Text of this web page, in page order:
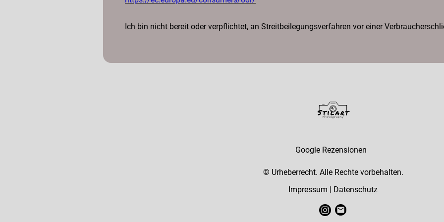
Ich bin nicht bereit oder verpflichtet, an Streitbeilegungsverfahren vor einer
Google Rezensionen
© Urheberrecht. Alle Rechte vorbehalten.
Impressum
Datenschutz